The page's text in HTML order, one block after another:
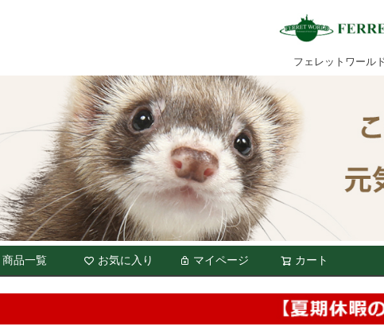
フェレットワール
商品一覧 お気に入り マイページ カート